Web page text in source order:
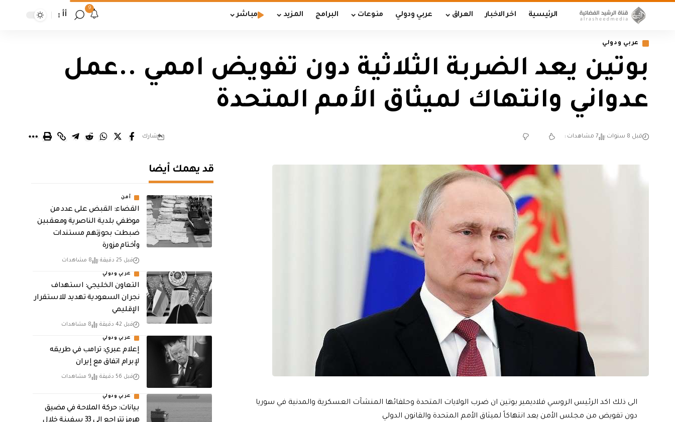
الرئيسية اخر الاخبار العراق عربي ودولي منوعات البرامج المزيد مباشر
9
أأ
عربي ودولي
بوتين يعد الضربة الثلاثية دون تفويض اممي ..عمل
عدواني وانتهاك لميثاق الأمم المتحدة
قبل 8 سنوات 7 مشاهدات شارك
الى ذلك اكد الرئيس الروسي فلاديمير بوتين ان ضرب الولايات المتحدة وحلفائها المنشآت العسكرية والمدنية في سوريا
دون تفويض من مجلس الأمن يعد انتهاكاً لميثاق الأمم المتحدة والقانون الدولي
قد يهمك أيضا
أمن
القضاء: القبض على عدد من
موظفي بلدية الناصرية ومعقبين
ضبطت بحوزتهم مستندات
وأختام مزورة
قبل 25 دقيقة 8 مشاهدات
عربي ودولي
التعاون الخليجي: استهداف
نجران السعودية تهديد للاستقرار
الإقليمي
قبل 42 دقيقة 8 مشاهدات
عربي ودولي
إعلام عبري: ترامب في طريقه
لإبرام اتفاق مع إيران
قبل 56 دقيقة 9 مشاهدات
عربي ودولي
بيانات: حركة الملاحة في مضيق